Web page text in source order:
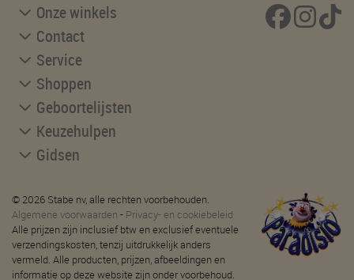
Onze winkels
Contact
Service
Shoppen
Geboortelijsten
Keuzehulpen
Gidsen
© 2026 Stabe nv, alle rechten voorbehouden.
Algemene voorwaarden - Privacy- en cookiebeleid
Alle prijzen zijn inclusief btw en exclusief eventuele
verzendingskosten, tenzij uitdrukkelijk anders
vermeld. Alle producten, prijzen, afbeeldingen en
informatie op deze website zijn onder voorbehoud.